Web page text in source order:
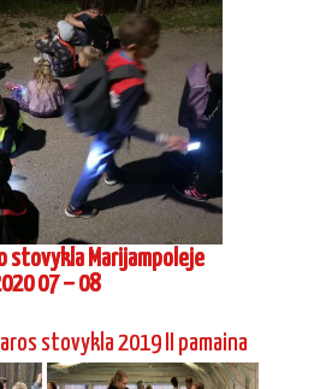
stovykla Marijampoleje
07 – 08
stovykla 2019 II pamaina